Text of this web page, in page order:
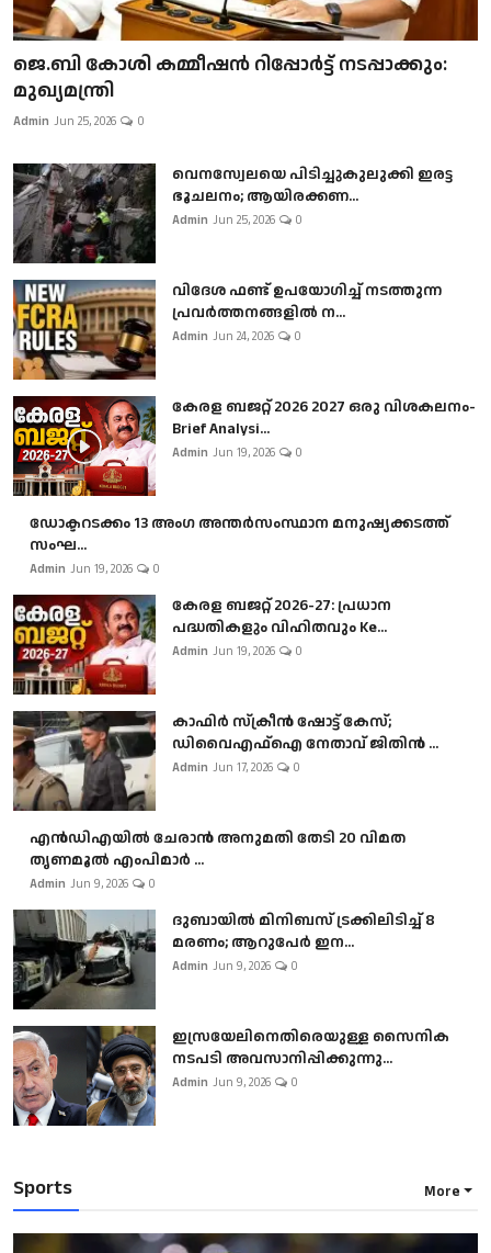
ജെ.ബി കോശി കമ്മീഷൻ റിപ്പോർട്ട് നടപ്പാക്കും:
മുഖ്യമന്ത്രി
Admin Jun 25, 2026 0
വെനസ്വേലയെ പിടിച്ചുകുലുക്കി ഇരട്ട
ഭൂചലനം; ആയിരക്കണ...
Admin Jun 25, 2026 0
വിദേശ ഫണ്ട് ഉപയോഗിച്ച് നടത്തുന്ന
പ്രവർത്തനങ്ങളിൽ ന...
Admin Jun 24, 2026 0
കേരള ബജറ്റ് 2026 2027 ഒരു വിശകലനം-
Brief Analysi...
Admin Jun 19, 2026 0
ഡോക്ടറടക്കം 13 അംഗ അന്തർസംസ്ഥാന മനുഷ്യക്കടത്ത്
സംഘ...
Admin Jun 19, 2026 0
കേരള ബജറ്റ് 2026-27: പ്രധാന
പദ്ധതികളും വിഹിതവും Ke...
Admin Jun 19, 2026 0
കാഫിർ സ്‌ക്രീൻ ഷോട്ട് കേസ്;
ഡിവൈഎഫ്ഐ നേതാവ് ജിതിൻ ...
Admin Jun 17, 2026 0
എൻഡിഎയിൽ ചേരാൻ അനുമതി തേടി 20 വിമത
തൃണമൂൽ എംപിമാർ ...
Admin Jun 9, 2026 0
ദുബായിൽ മിനിബസ്​ ട്രക്കിലിടിച്ച് 8
മരണം; ആറുപേർ ഇന...
Admin Jun 9, 2026 0
ഇസ്രയേലിനെതിരെയുള്ള സൈനിക
നടപടി അവസാനിപ്പിക്കുന്നു...
Admin Jun 9, 2026 0
Sports More